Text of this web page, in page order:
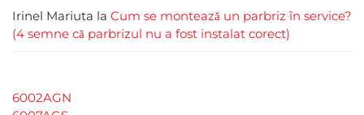
Irinel Mariuta la Cum se montează un parbriz în service?
(4 semne că parbrizul nu a fost instalat corect)
6002AGN